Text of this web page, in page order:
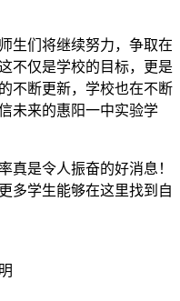
生们将继续努力，争取在
不仅是学校的目标，更是
不断更新，学校也在不断
未来的惠阳一中实验学
真是令人振奋的好消息！
多学生能够在这里找到自